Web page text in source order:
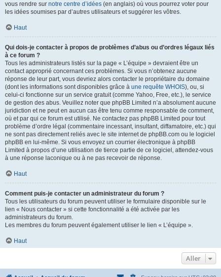
vous rendre sur notre centre d’idées (en anglais) où vous pourrez voter pour
les idées soumises par d’autres utilisateurs et suggérer les vôtres.
Haut
Qui dois-je contacter à propos de problèmes d’abus ou d’ordres légaux liés
à ce forum ?
Tous les administrateurs listés sur la page « L’équipe » devraient être un
contact approprié concernant ces problèmes. Si vous n’obtenez aucune
réponse de leur part, vous devriez alors contacter le propriétaire du domaine
(dont les informations sont disponibles grâce à une requête WHOIS), ou, si
celui-ci fonctionne sur un service gratuit (comme Yahoo, Free, etc.), le service
de gestion des abus. Veuillez noter que phpBB Limited n’a absolument aucune
juridiction et ne peut en aucun cas être tenu comme responsable de comment,
où et par qui ce forum est utilisé. Ne contactez pas phpBB Limited pour tout
problème d’ordre légal (commentaire incessant, insultant, diffamatoire, etc.) qui
ne sont pas directement reliés avec le site internet de phpBB.com ou le logiciel
phpBB en lui-même. Si vous envoyez un courrier électronique à phpBB
Limited à propos d’une utilisation de tierce partie de ce logiciel, attendez-vous
à une réponse laconique ou à ne pas recevoir de réponse.
Haut
Comment puis-je contacter un administrateur du forum ?
Tous les utilisateurs du forum peuvent utiliser le formulaire disponible sur le
lien « Nous contacter » si cette fonctionnalité a été activée par les
administrateurs du forum.
Les membres du forum peuvent également utiliser le lien « L’équipe ».
Haut
Aller